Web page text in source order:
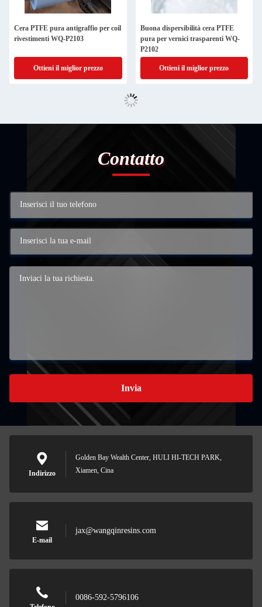
Cera PTFE pura antigraffio per coil
rivestimenti WQ-P2103
Ottieni il miglior prezzo
Buona dispersibilità cera PTFE
pura per vernici trasparenti WQ-
P2102
Ottieni il miglior prezzo
Contatto
Invia
Indirizzo
Golden Bay Wealth Center, HULI HI-TECH PARK,
Xiamen, Cina
E-mail
jax@wangqinresins.com
0086-592-5796106